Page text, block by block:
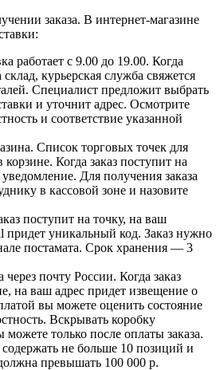
заказа. В интернет-магазине
работает с 9.00 до 19.00. Когда
курьерская служба свяжется
Специалист предложит выбрать
и уточнит адрес. Осмотрите
и соответствие указанной
Список торговых точек для
Когда заказ поступит на
Для получения заказа
в кассовой зоне и назовите
поступит на точку, на ваш
придет уникальный код. Заказ нужно
постамата. Срок хранения — 3
через почту России. Когда заказ
на ваш адрес придет извещение о
вы можете оценить состояние
Вскрывать коробку
можете только после оплаты заказа.
не больше 10 позиций и
превышать 100 000 р.